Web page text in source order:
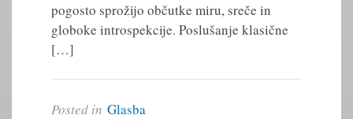
pogosto sprožijo občutke miru, sreče in
globoke introspekcije. Poslušanje klasične
[…]
Posted in Glasba